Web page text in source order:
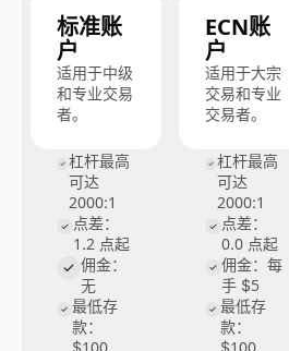
标准账
户
适用于中级
和专业交易
者。
杠杆最高
可达
2000:1
点差：
1.2 点起
佣金：
无
最低存
款：
ECN账
户
适用于大宗
交易和专业
交易者。
杠杆最高
可达
2000:1
点差：
0.0 点起
佣金：每
手 $5
最低存
款：